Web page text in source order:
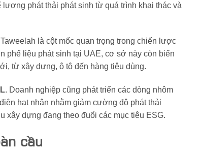
phát thải phát sinh từ quá trình khai thác và
là cột mốc quan trọng trong chiến lược
phế liệu phát sinh tại UAE, cơ sở này còn biến
từ xây dựng, ô tô đến hàng tiêu dùng.
. Doanh nghiệp cũng phát triển các dòng nhôm
hạt nhân nhằm giảm cường độ phát thải
xây dựng đang theo đuổi các mục tiêu ESG.
cầu